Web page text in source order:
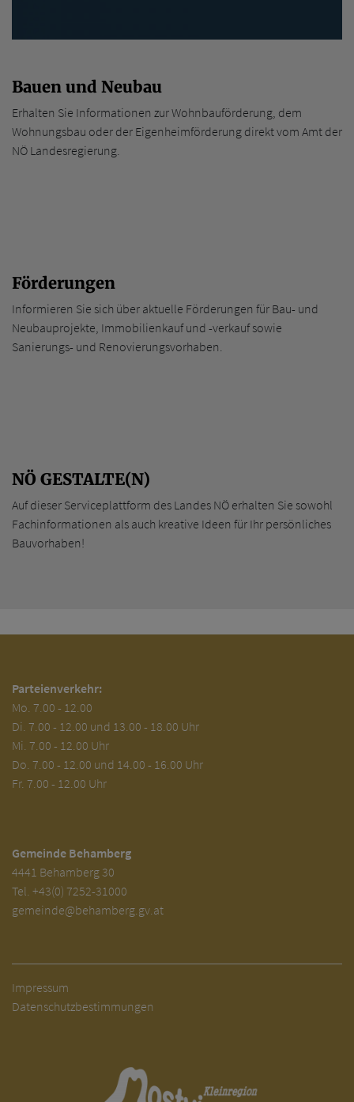
Bauen und Neubau
Erhalten Sie Informationen zur Wohnbauförderung, dem
Wohnungsbau oder der Eigenheimförderung direkt vom Amt der
NÖ Landesregierung.
Förderungen
Informieren Sie sich über aktuelle Förderungen für Bau- und
Neubauprojekte, Immobilienkauf und -verkauf sowie
Sanierungs- und Renovierungsvorhaben.
NÖ GESTALTE(N)
Auf dieser Serviceplattform des Landes NÖ erhalten Sie sowohl
Fachinformationen als auch kreative Ideen für Ihr persönliches
Bauvorhaben!
Parteienverkehr:
Mo. 7.00 - 12.00
Di. 7.00 - 12.00 und 13.00 - 18.00 Uhr
Mi. 7.00 - 12.00 Uhr
Do. 7.00 - 12.00 und 14.00 - 16.00 Uhr
Fr. 7.00 - 12.00 Uhr
Gemeinde Behamberg
4441 Behamberg 30
Tel. +43(0) 7252-31000
gemeinde@behamberg.gv.at
Impressum
Datenschutzbestimmungen